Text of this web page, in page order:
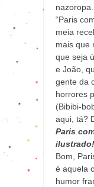
“Paris
meia
mais que
que seja
e João,
gente da
horrores
(Bibibi-
aqui, tá?
Paris
ilustrado!
Bom,
é aquela
humor